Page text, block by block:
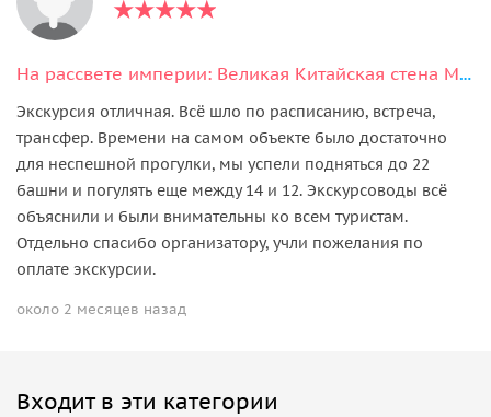
На рассвете империи: Великая Китайская стена Мутяньюй за 5 часов
Экскурсия отличная. Всё шло по расписанию, встреча,
трансфер. Времени на самом объекте было достаточно
для неспешной прогулки, мы успели подняться до 22
башни и погулять еще между 14 и 12. Экскурсоводы всё
объяснили и были внимательны ко всем туристам.
Отдельно спасибо организатору, учли пожелания по
оплате экскурсии.
около 2 месяцев назад
Входит в эти категории